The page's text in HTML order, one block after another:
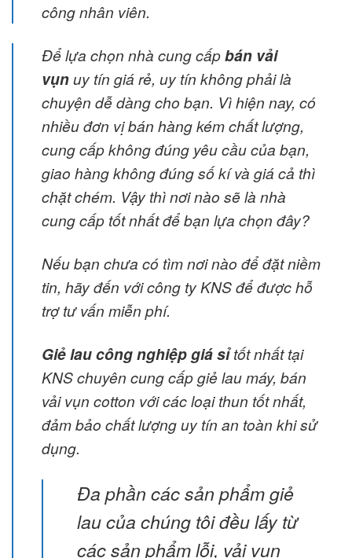
công nhân viên.
Để lựa chọn nhà cung cấpbán vải
vụnuy tín giá rẻ, uy tín không phải là
chuyện dễ dàng cho bạn. Vì hiện nay, có
nhiều đơn vị bán hàng kém chất lượng,
cung cấp không đúng yêu cầu của bạn,
giao hàng không đúng số kí và giá cả thì
chặt chém. Vậy thì nơi nào sẽ là nhà
cung cấp tốt nhất để bạn lựa chọn đây?
Nếu bạn chưa có tìm nơi nào để đặt niềm
tin, hãy đến với công ty KNS để được hỗ
trợ tư vấn miễn phí.
Giẻ lau công nghiệp giá sỉtốt nhất tại
KNS chuyên cung cấp giẻ lau máy, bán
vải vụn cotton với các loại thun tốt nhất,
đảm bảo chất lượng uy tín an toàn khi sử
dụng.
Đa phần các sản phẩm giẻ
lau của chúng tôi đều lấy từ
các sản phẩm lỗi, vải vụn